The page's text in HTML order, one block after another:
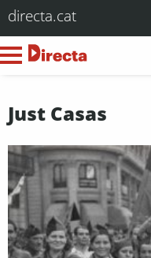
directa.cat
Just Casas